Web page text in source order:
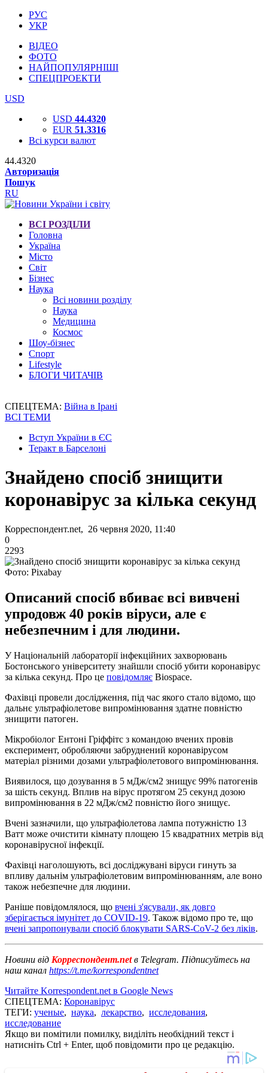
РУС
УКР
ВІДЕО
ФОТО
НАЙПОПУЛЯРНІШІ
СПЕЦПРОЕКТИ
USD
USD 44.4320
EUR 51.3316
Всі курси валют
44.4320
Авторизація
Пошук
RU
ВСІ РОЗДІЛИ
Головна
Україна
Місто
Світ
Бізнес
Наука
Всі новини розділу
Наука
Медицина
Космос
Шоу-бізнес
Спорт
Lifestyle
БЛОГИ ЧИТАЧІВ
СПЕЦТЕМА: Війна в Ірані
ВСІ ТЕМИ
Вступ України в ЄС
Теракт в Барселоні
Знайдено спосіб знищити
коронавірус за кілька секунд
Корреспондент.net, 26 червня 2020, 11:40
0
2293
Фото: Pixabay
Описаний спосіб вбиває всі вивчені
упродовж 40 років віруси, але є
небезпечним і для людини.
У Національній лабораторії інфекційних захворювань
Бостонського університету знайшли спосіб убити коронавірус
за кілька секунд. Про це повідомляє Biospace.
Фахівці провели дослідження, під час якого стало відомо, що
дальнє ультрафіолетове випромінювання здатне повністю
знищити патоген.
Мікробіолог Ентоні Гріффітс з командою вчених провів
експеримент, обробляючи забруднений коронавірусом
матеріал різними дозами ультрафіолетового випромінювання.
Виявилося, що дозування в 5 мДж/см2 знищує 99% патогенів
за шість секунд. Вплив на вірус протягом 25 секунд дозою
випромінювання в 22 мДж/см2 повністю його знищує.
Вчені зазначили, що ультрафіолетова лампа потужністю 13
Ватт може очистити кімнату площею 15 квадратних метрів від
коронавірусної інфекції.
Фахівці наголошують, всі досліджувані віруси гинуть за
впливу дальнім ультрафіолетовим випромінюванням, але воно
також небезпечне для людини.
Раніше повідомлялося, що вчені з'ясували, як довго
зберігається імунітет до COVID-19. Також відомо про те, що
вчені запропонували спосіб блокувати SARS-CoV-2 без ліків.
Новини від Корреспондент.netв Telegram. Підписуйтесь на
наш канал https://t.me/korrespondentnet
Читайте Korrespondent.net в Google News
СПЕЦТЕМА: Коронавірус
ТЕГИ: ученые, наука, лекарство, исследования,
исследование
Якщо ви помітили помилку, виділіть необхідний текст і
натисніть Ctrl + Enter, щоб повідомити про це редакцію.